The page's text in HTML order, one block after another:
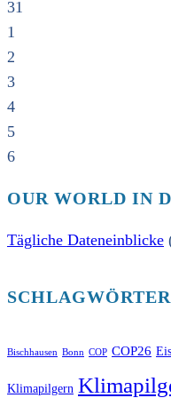
31
1
2
3
4
5
6
OUR WORLD IN
Tägliche Dateneinblicke
SCHLAGWÖRTER
Bischhausen Bonn COP COP26
Klimapilgern